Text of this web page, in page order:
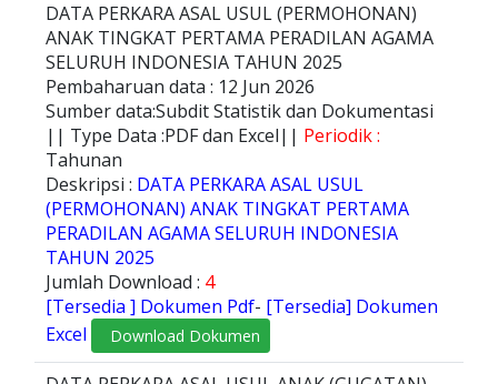
DATA PERKARA ASAL USUL (PERMOHONAN)
ANAK TINGKAT PERTAMA PERADILAN AGAMA
SELURUH INDONESIA TAHUN 2025
Pembaharuan data : 12 Jun 2026
Sumber data:Subdit Statistik dan Dokumentasi
|| Type Data :PDF dan Excel|| Periodik :
Tahunan
Deskripsi : DATA PERKARA ASAL USUL
(PERMOHONAN) ANAK TINGKAT PERTAMA
PERADILAN AGAMA SELURUH INDONESIA
TAHUN 2025
Jumlah Download : 4
[Tersedia ] Dokumen Pdf- [Tersedia] Dokumen
Excel
Download Dokumen